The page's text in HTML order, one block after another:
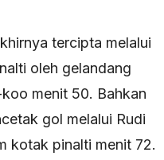
tercipta melalui
oleh gelandang
menit 50. Bahkan
gol melalui Rudi
kotak pinalti menit 72.